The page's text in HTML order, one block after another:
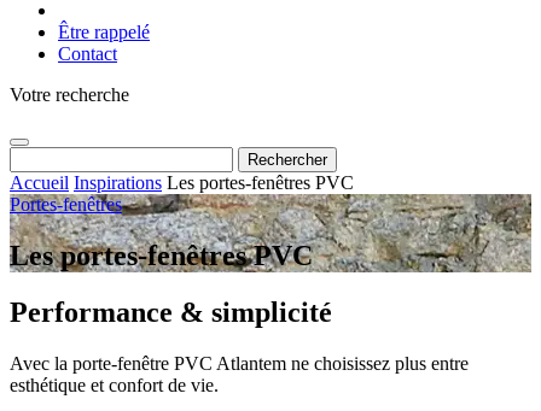
Être rappelé
Contact
Votre recherche
Accueil Inspirations Les portes-fenêtres PVC
Portes-fenêtres
Les portes-fenêtres PVC
Performance & simplicité
Avec la porte-fenêtre PVC Atlantem ne choisissez plus entre
esthétique et confort de vie.